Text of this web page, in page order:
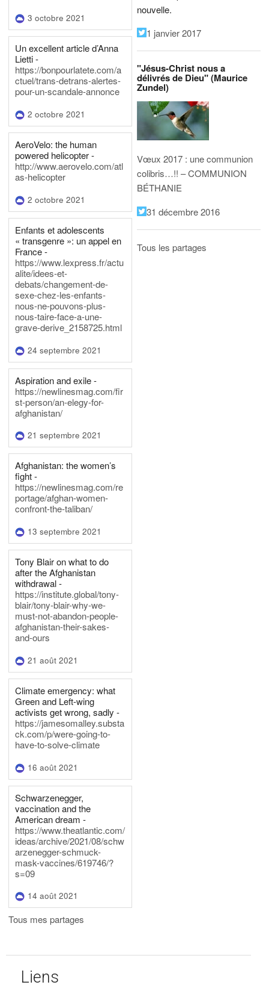
3 octobre 2021
Un excellent article d’Anna
Lietti -
https://bonpourlatete.com/a
ctuel/trans-detrans-alertes-
pour-un-scandale-annonce
2 octobre 2021
AeroVelo: the human
powered helicopter -
http://www.aerovelo.com/atl
as-helicopter
2 octobre 2021
Enfants et adolescents
« transgenre »: un appel en
France -
https://www.lexpress.fr/actu
alite/idees-et-
debats/changement-de-
sexe-chez-les-enfants-
nous-ne-pouvons-plus-
nous-taire-face-a-une-
grave-derive_2158725.html
24 septembre 2021
Aspiration and exile -
https://newlinesmag.com/fir
st-person/an-elegy-for-
afghanistan/
21 septembre 2021
Afghanistan: the women’s
fight -
https://newlinesmag.com/re
portage/afghan-women-
confront-the-taliban/
13 septembre 2021
Tony Blair on what to do
after the Afghanistan
withdrawal -
https://institute.global/tony-
blair/tony-blair-why-we-
must-not-abandon-people-
afghanistan-their-sakes-
and-ours
21 août 2021
Climate emergency: what
Green and Left-wing
activists get wrong, sadly -
https://jamesomalley.substa
ck.com/p/were-going-to-
have-to-solve-climate
16 août 2021
Schwarzenegger,
vaccination and the
American dream -
https://www.theatlantic.com/
ideas/archive/2021/08/schw
arzenegger-schmuck-
mask-vaccines/619746/?
s=09
14 août 2021
Tous mes partages
nouvelle.
1 janvier 2017
"Jésus-Christ nous a
délivrés de Dieu" (Maurice
Zundel)
Vœux 2017 : une communion
colibris…!! – COMMUNION
BÉTHANIE
31 décembre 2016
Tous les partages
Liens